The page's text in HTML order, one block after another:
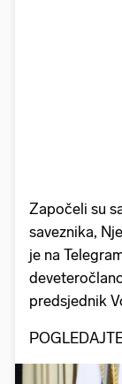
Započeli su
saveznika,
je na
predsjednik